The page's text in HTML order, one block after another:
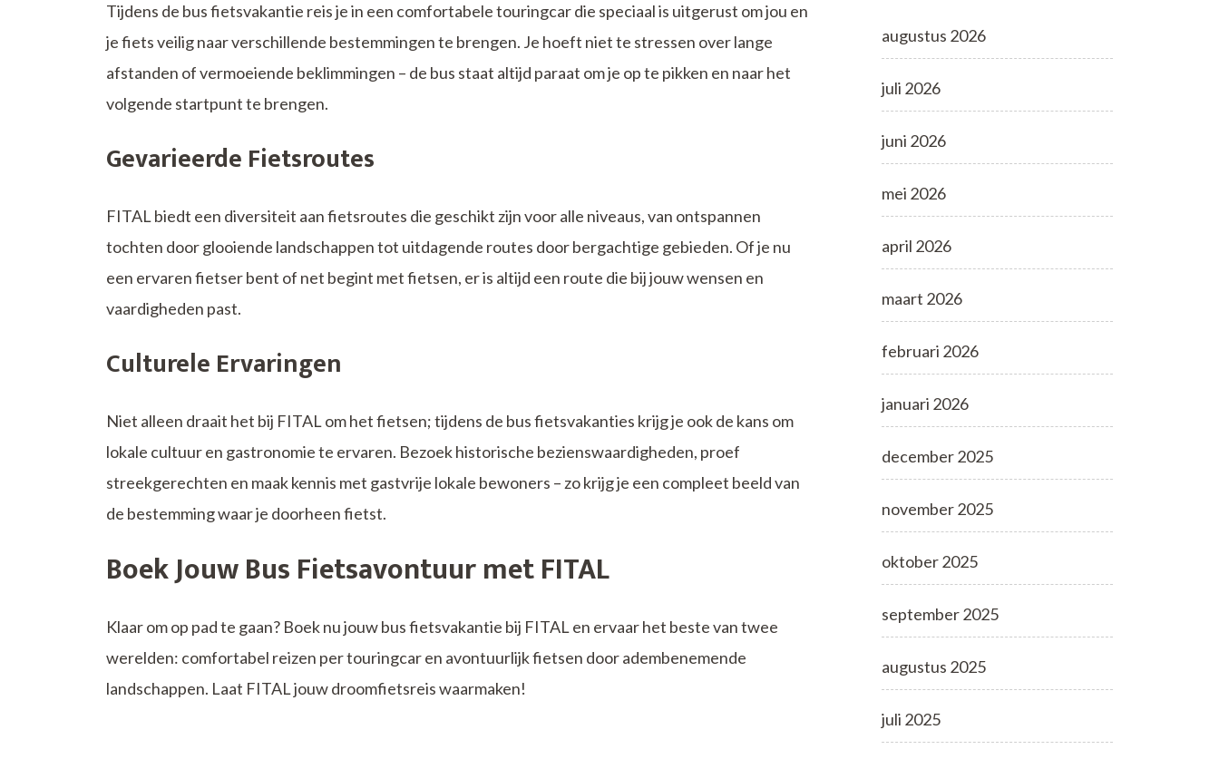
Tijdens de bus fietsvakantie reis je in een comfortabele touringcar die speciaal is uitgerust om jou en
je fiets veilig naar verschillende bestemmingen te brengen. Je hoeft niet te stressen over lange
afstanden of vermoeiende beklimmingen – de bus staat altijd paraat om je op te pikken en naar het
volgende startpunt te brengen.
Gevarieerde Fietsroutes
FITAL biedt een diversiteit aan fietsroutes die geschikt zijn voor alle niveaus, van ontspannen
tochten door glooiende landschappen tot uitdagende routes door bergachtige gebieden. Of je nu
een ervaren fietser bent of net begint met fietsen, er is altijd een route die bij jouw wensen en
vaardigheden past.
Culturele Ervaringen
Niet alleen draait het bij FITAL om het fietsen; tijdens de bus fietsvakanties krijg je ook de kans om
lokale cultuur en gastronomie te ervaren. Bezoek historische bezienswaardigheden, proef
streekgerechten en maak kennis met gastvrije lokale bewoners – zo krijg je een compleet beeld van
de bestemming waar je doorheen fietst.
Boek Jouw Bus Fietsavontuur met FITAL
Klaar om op pad te gaan? Boek nu jouw bus fietsvakantie bij FITAL en ervaar het beste van twee
werelden: comfortabel reizen per touringcar en avontuurlijk fietsen door adembenemende
landschappen. Laat FITAL jouw droomfietsreis waarmaken!
augustus 2026
juli 2026
juni 2026
mei 2026
april 2026
maart 2026
februari 2026
januari 2026
december 2025
november 2025
oktober 2025
september 2025
augustus 2025
juli 2025